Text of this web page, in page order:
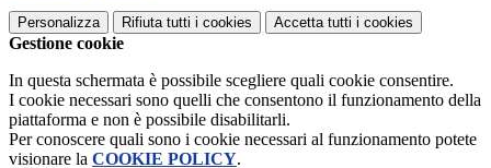
Personalizza Rifiuta tutti i cookies Accetta tutti i cookies
Gestione cookie
In questa schermata è possibile scegliere quali cookie consentire.
I cookie necessari sono quelli che consentono il funzionamento della
piattaforma e non è possibile disabilitarli.
Per conoscere quali sono i cookie necessari al funzionamento potete
visionare la COOKIE POLICY.